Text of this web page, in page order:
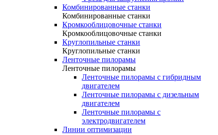
Комбинированные станки
Комбинированные станки
Кромкооблицовочные станки
Кромкооблицовочные станки
Круглопильные станки
Круглопильные станки
Ленточные пилорамы
Ленточные пилорамы
Ленточные пилорамы с гибридным
двигателем
Ленточные пилорамы с дизельным
двигателем
Ленточные пилорамы с
электродвигателем
Линии оптимизации